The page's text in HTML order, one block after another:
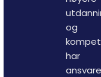
og
har